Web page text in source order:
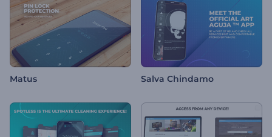
Matus Salva Chindamo